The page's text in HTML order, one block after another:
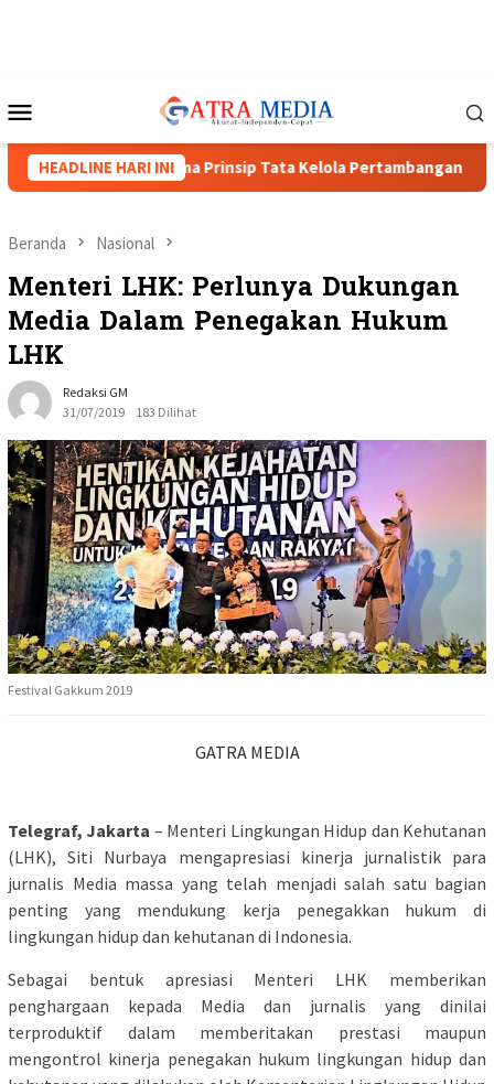
Mobile
HEADLINE HARI INI
Barat: Lima Prinsip Tata Kelola Pertambangan Balet
Beranda Nasional
Menteri LHK: Perlunya Dukungan
Media Dalam Penegakan Hukum
LHK
Redaksi GM
31/07/2019
183 Dilihat
Festival Gakkum 2019
GATRA MEDIA
Telegraf, Jakarta – Menteri Lingkungan Hidup dan Kehutanan
(LHK), Siti Nurbaya mengapresiasi kinerja jurnalistik para
jurnalis Media massa yang telah menjadi salah satu bagian
penting yang mendukung kerja penegakkan hukum di
lingkungan hidup dan kehutanan di Indonesia.
Sebagai bentuk apresiasi Menteri LHK memberikan
penghargaan kepada Media dan jurnalis yang dinilai
terproduktif dalam memberitakan prestasi maupun
mengontrol kinerja penegakan hukum lingkungan hidup dan